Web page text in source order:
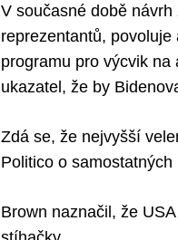
V současné době
reprezentantů,
programu pro výcvik
ukazatel, že by
Zdá se, že nejvyšší
Politico o
Brown naznačil, že